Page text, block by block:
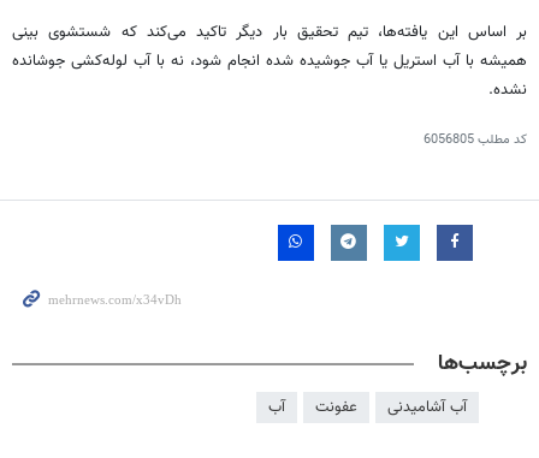
بر اساس این یافته‌ها، تیم تحقیق بار دیگر تاکید می‌کند که شستشوی بینی
همیشه با آب استریل یا آب جوشیده شده انجام شود، نه با آب لوله‌کشی جوشانده
نشده.
کد مطلب6056805
برچسب‌ها
آب آشامیدنی عفونت آب